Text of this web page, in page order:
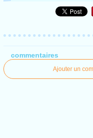
commentaires
Ajouter un